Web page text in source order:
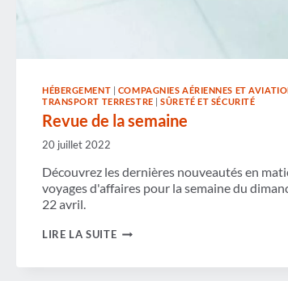
HÉBERGEMENT | COMPAGNIES AÉRIENNES ET
TRANSPORT TERRESTRE |SÛRETÉ ET SÉCURITÉ
Revue de la semaine
20 juillet 2022
Découvrez les dernières nouveautés en
voyages d'affaires pour la semaine du
22 avril.
LIRE LA SUITEREVUE
SEMAINE